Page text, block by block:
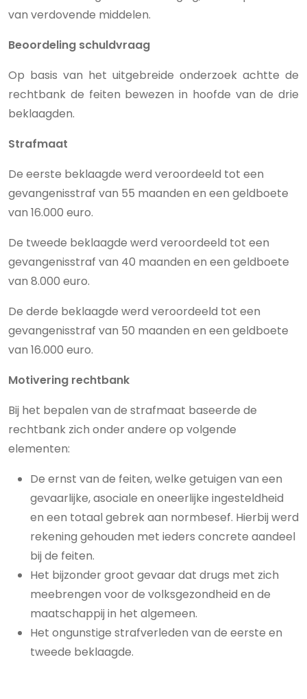
van verdovende middelen.
Beoordeling schuldvraag
Op basis van het uitgebreide onderzoek achtte de
rechtbank de feiten bewezen in hoofde van de drie
beklaagden.
Strafmaat
De eerste beklaagde werd veroordeeld tot een
gevangenisstraf van 55 maanden en een geldboete
van 16.000 euro.
De tweede beklaagde werd veroordeeld tot een
gevangenisstraf van 40 maanden en een geldboete
van 8.000 euro.
De derde beklaagde werd veroordeeld tot een
gevangenisstraf van 50 maanden en een geldboete
van 16.000 euro.
Motivering rechtbank
Bij het bepalen van de strafmaat baseerde de
rechtbank zich onder andere op volgende
elementen:
De ernst van de feiten, welke getuigen van een
gevaarlijke, asociale en oneerlijke ingesteldheid
en een totaal gebrek aan normbesef. Hierbij werd
rekening gehouden met ieders concrete aandeel
bij de feiten.
Het bijzonder groot gevaar dat drugs met zich
meebrengen voor de volksgezondheid en de
maatschappij in het algemeen.
Het ongunstige strafverleden van de eerste en
tweede beklaagde.